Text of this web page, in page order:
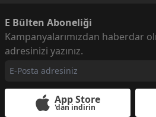
E Bülten Aboneliği
Kampanyalarımızdan haberdar
adresinizi yazınız.
App Store
'dan indirin